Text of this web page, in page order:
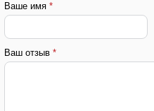
Ваше имя *
Ваш отзыв *